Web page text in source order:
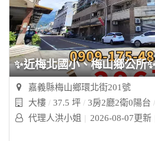
✨近梅北國小、梅山鄉公所
嘉義縣梅山鄉環北街201號
大樓
37.5 坪 3房2廳2衛0陽台
代理人洪小姐
2026-08-07更新